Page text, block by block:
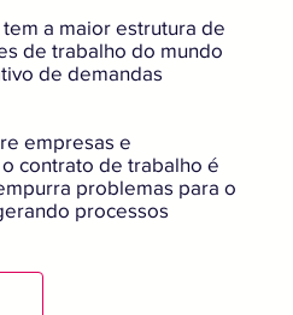
a maior estrutura de
de trabalho do mundo
de demandas
empresas e
contrato de trabalho é
problemas para o
processos